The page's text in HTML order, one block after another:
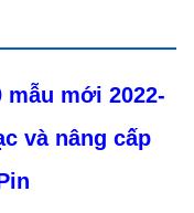
mẫu mới 2022-
và nâng cấp